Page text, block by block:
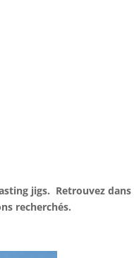
jigs. Retrouvez
recherchés.